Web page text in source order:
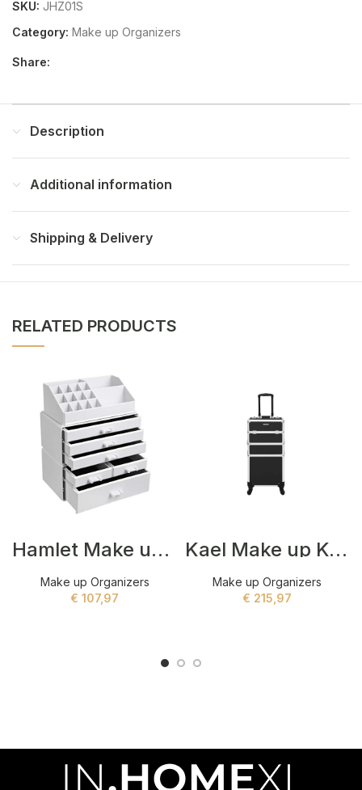
SKU: JHZ01S
Category: Make up Organizers
Share:
Description
Additional information
Shipping & Delivery
RELATED PRODUCTS
Hamlet Make up Organizers Wit
Make up Organizers
€ 107,97
Kael Make up Koffers Zwart
Make up Organizers
€ 215,97